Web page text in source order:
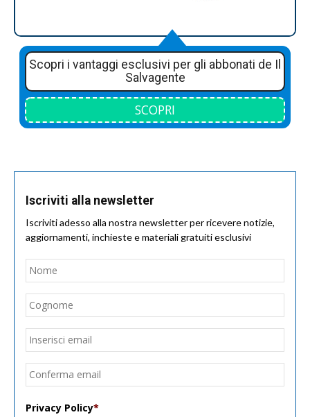
Scopri i vantaggi esclusivi per gli abbonati de Il
Salvagente
SCOPRI
Iscriviti alla newsletter
Iscriviti adesso alla nostra newsletter per ricevere notizie,
aggiornamenti, inchieste e materiali gratuiti esclusivi
Nome
Email
Privacy Policy*